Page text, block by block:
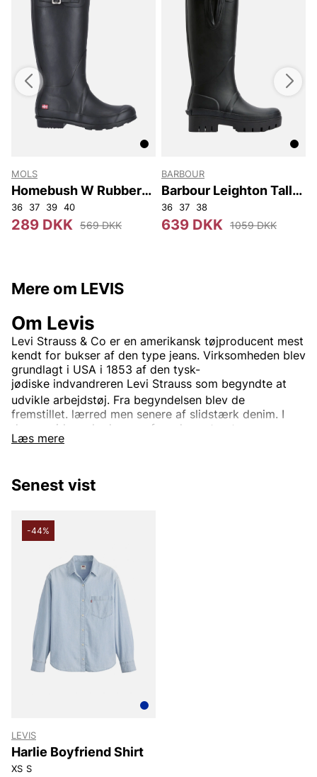
50 52 54 56 92
MOLS
Homebush W Rubber
Boot
36 37 39 40
289 DKK 569 DKK
BARBOUR
Barbour Leighton Tall
Welly
36 37 38
639 DKK 1059 DKK
Mere om LEVIS
Læs mere
Om Levis
Levi Strauss & Co er en amerikansk tøjproducent mest
kendt for bukser af den type jeans. Virksomheden blev
grundlagt i USA i 1853 af den tysk-
jødiske indvandreren Levi Strauss som begyndte at
udvikle arbejdstøj. Fra begyndelsen blev de
fremstillet. lærred men senere af slidstærk denim. I
dag er virksomheden en af verdens største
tøjvirksomheder.
er Levi’s Det bruges til tøj verden rundt. Oprindeligt var
Levi's kun et produktnavn på de
diverse andre beklædningsgenstande og tilbehør. Den
mest kendte jeansmodel er
Informationen er hentet fra Wikipedia.
Andre populære mærker:
NN07
Senest vist
-44%
LEVIS
Harlie Boyfriend Shirt
XS S